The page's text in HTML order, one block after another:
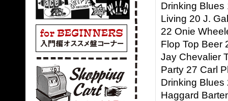
Drinking Blues
Living 20 J.
22 Onie
Flop Top Beer
Jay Chevalier
Party 27 Carl
Drinking Blues
Haggard